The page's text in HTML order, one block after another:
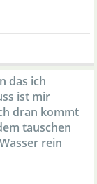
das ich
ist mir
dran kommt
tauschen
rein